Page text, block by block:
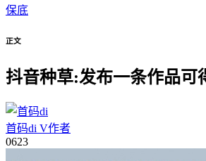
保底
正文
抖音种草:发布一条作品可
首码di V作者
0623